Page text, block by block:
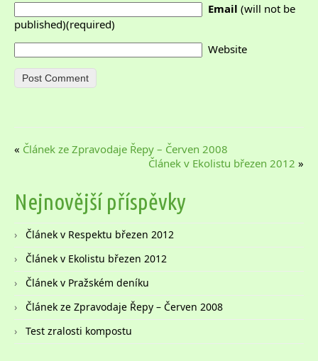
Email (will not be
published)(required)
Website
« Článek ze Zpravodaje Řepy – Červen 2008
Článek v Ekolistu březen 2012 »
Nejnovější příspěvky
Článek v Respektu březen 2012
Článek v Ekolistu březen 2012
Článek v Pražském deníku
Článek ze Zpravodaje Řepy – Červen 2008
Test zralosti kompostu